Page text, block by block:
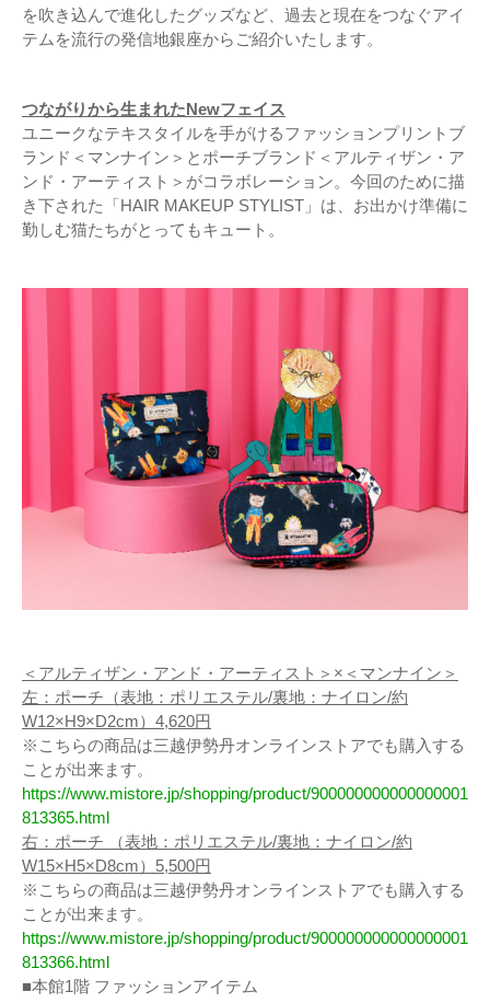
を吹き込んで進化したグッズなど、過去と現在をつなぐアイ
テムを流行の発信地銀座からご紹介いたします。
つながりから生まれたNewフェイス
ユニークなテキスタイルを手がけるファッションプリントブ
ランド＜マンナイン＞とポーチブランド＜アルティザン・ア
ンド・アーティスト＞がコラボレーション。今回のために描
き下された「HAIR MAKEUP STYLIST」は、お出かけ準備に
勤しむ猫たちがとってもキュート。
＜アルティザン・アンド・アーティスト＞×＜マンナイン＞
左：ポーチ（表地：ポリエステル/裏地：ナイロン/約
W12×H9×D2cm）4,620円
※こちらの商品は三越伊勢丹オンラインストアでも購入する
ことが出来ます。
https://www.mistore.jp/shopping/product/900000000000000001
813365.html
右：ポーチ （表地：ポリエステル/裏地：ナイロン/約
W15×H5×D8cm）5,500円
※こちらの商品は三越伊勢丹オンラインストアでも購入する
ことが出来ます。
https://www.mistore.jp/shopping/product/900000000000000001
813366.html
■本館1階 ファッションアイテム